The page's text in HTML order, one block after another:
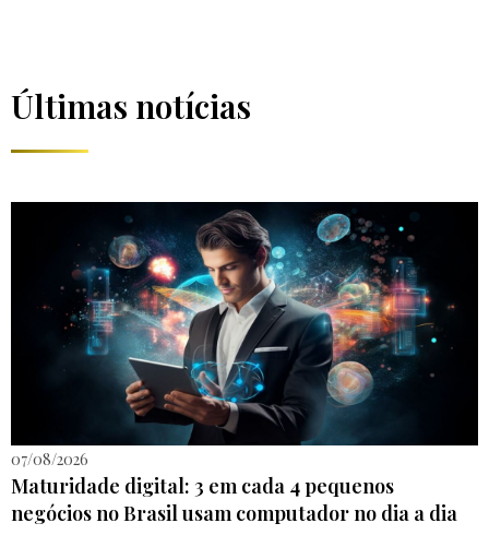
Últimas notícias
07/08/2026
Maturidade digital: 3 em cada 4 pequenos
negócios no Brasil usam computador no dia a dia